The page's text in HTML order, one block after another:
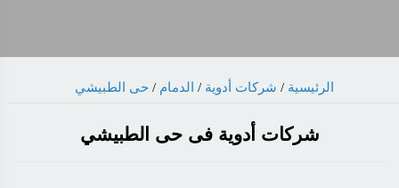
الرئيسية / شركات أدوية / الدمام / حى الطبيشي
شركات أدوية فى حى الطبيشي